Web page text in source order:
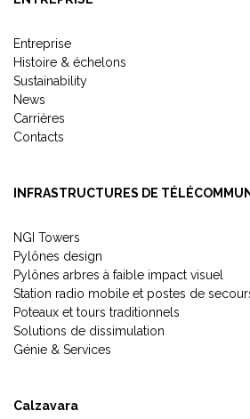
Entreprise
Histoire & échelons
Sustainability
News
Carrières
Contacts
INFRASTRUCTURES DE
NGI Towers
Pylônes design
Pylônes arbres à faible impact visuel
Station radio mobile et postes de
Poteaux et tours traditionnels
Solutions de dissimulation
Génie & Services
Calzavara